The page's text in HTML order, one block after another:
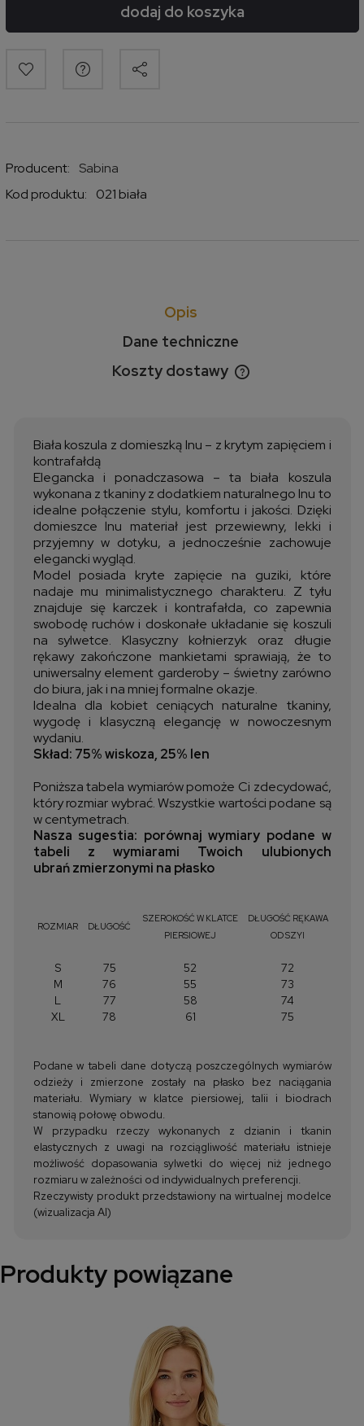
dodaj do koszyka
Producent:
Sabina
Kod produktu:
021 biała
Opis
Dane techniczne
Koszty dostawy
Cena nie zawiera ewentualnych kosztów płatności
Biała koszula z domieszką lnu – z krytym zapięciem i
kontrafałdą
Elegancka i ponadczasowa – ta biała koszula
wykonana z tkaniny z dodatkiem naturalnego lnu to
idealne połączenie stylu, komfortu i jakości. Dzięki
domieszce lnu materiał jest przewiewny, lekki i
przyjemny w dotyku, a jednocześnie zachowuje
elegancki wygląd.
Model posiada kryte zapięcie na guziki, które
nadaje mu minimalistycznego charakteru. Z tyłu
znajduje się karczek i kontrafałda, co zapewnia
swobodę ruchów i doskonałe układanie się koszuli
na sylwetce. Klasyczny kołnierzyk oraz długie
rękawy zakończone mankietami sprawiają, że to
uniwersalny element garderoby – świetny zarówno
do biura, jak i na mniej formalne okazje.
Idealna dla kobiet ceniących naturalne tkaniny,
wygodę i klasyczną elegancję w nowoczesnym
wydaniu.
Skład: 75% wiskoza, 25% len
Poniższa tabela wymiarów pomoże Ci zdecydować,
który rozmiar wybrać. Wszystkie wartości podane są
w centymetrach.
Nasza sugestia: porównaj wymiary podane w
tabeli z wymiarami Twoich ulubionych
ubrań zmierzonymi na płasko
ROZMIAR DŁUGOŚĆ
SZEROKOŚĆ W KLATCE
PIERSIOWEJ
DŁUGOŚĆ RĘKAWA
OD SZYI
S 75 52
72
M
76 55
73
L
77 58
74
XL
78 61 75
Podane w tabeli dane dotyczą poszczególnych wymiarów
odzieży i zmierzone zostały na płasko bez naciągania
materiału. Wymiary w klatce piersiowej, talii i biodrach
stanowią połowę obwodu.
W przypadku rzeczy wykonanych z dzianin i tkanin
elastycznych z uwagi na rozciągliwość materiału istnieje
możliwość dopasowania sylwetki do więcej niż jednego
rozmiaru w zależności od indywidualnych preferencji.
Rzeczywisty produkt przedstawiony na wirtualnej modelce
(wizualizacja AI)
Produkty powiązane